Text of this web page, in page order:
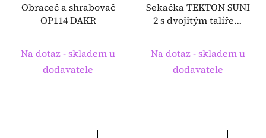
Obraceč a shrabovač
OP114 DAKR
Na dotaz - skladem u
dodavatele
Sekačka TEKTON SUNI
2 s dvojitým talířem
Na dotaz - skladem u
dodavatele